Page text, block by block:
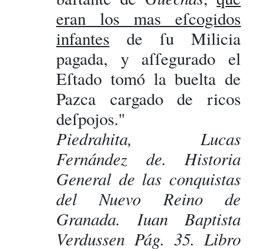
eran los mas eſcogidos
infantes de ſu Milicia
pagada, y aſſegurado el
Eſtado tomó la buelta de
Pazca cargado de ricos
deſpojos."
Piedrahita, Lucas
Fernández de. Historia
General de las conquistas
del Nuevo Reino de
Granada. Iuan Baptista
Verdussen Pág. 35. Libro